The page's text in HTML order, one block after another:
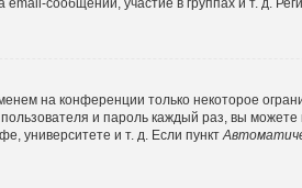
сообщений, участие в группах и т. д.
на конференции только некоторое
и пароль каждый раз, вы
университете и т. д. Если пункт